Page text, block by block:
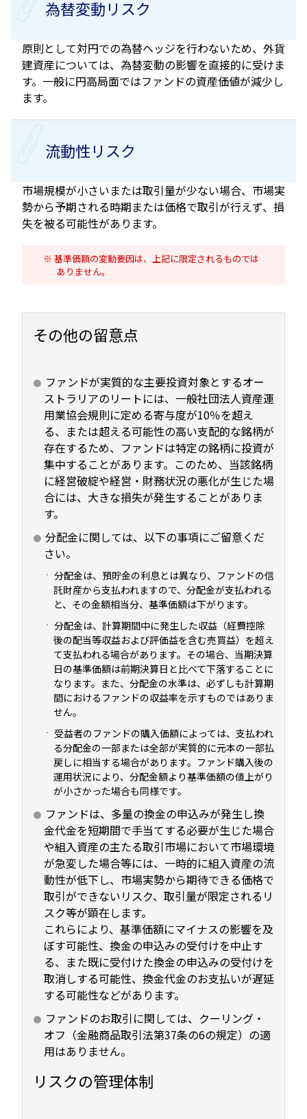
為替変動リスク
原則として対円での為替ヘッジを行わないため、外貨
建資産については、為替変動の影響を直接的に受けま
す。一般に円高局面ではファンドの資産価値が減少し
ます。
流動性リスク
市場規模が小さいまたは取引量が少ない場合、市場実
勢から予期される時期または価格で取引が行えず、損
失を被る可能性があります。
基準価額の変動要因は、上記に限定されるものでは
ありません。
その他の留意点
ファンドが実質的な主要投資対象とするオー
ストラリアのリートには、一般社団法人資産運
用業協会規則に定める寄与度が10％を超え
る、または超える可能性の高い支配的な銘柄が
存在するため、ファンドは特定の銘柄に投資が
集中することがあります。このため、当該銘柄
に経営破綻や経営・財務状況の悪化が生じた場
合には、大きな損失が発生することがありま
す。
分配金に関しては、以下の事項にご留意くだ
さい。
分配金は、預貯金の利息とは異なり、ファンドの信
託財産から支払われますので、分配金が支払われる
と、その金額相当分、基準価額は下がります。
分配金は、計算期間中に発生した収益（経費控除
後の配当等収益および評価益を含む売買益）を超え
て支払われる場合があります。その場合、当期決算
日の基準価額は前期決算日と比べて下落することに
なります。また、分配金の水準は、必ずしも計算期
間におけるファンドの収益率を示すものではありま
せん。
受益者のファンドの購入価額によっては、支払われ
る分配金の一部または全部が実質的に元本の一部払
戻しに相当する場合があります。ファンド購入後の
運用状況により、分配金額より基準価額の値上がり
が小さかった場合も同様です。
ファンドは、多量の換金の申込みが発生し換
金代金を短期間で手当てする必要が生じた場合
や組入資産の主たる取引市場において市場環境
が急変した場合等には、一時的に組入資産の流
動性が低下し、市場実勢から期待できる価格で
取引ができないリスク、取引量が限定されるリ
スク等が顕在します。
これらにより、基準価額にマイナスの影響を及
ぼす可能性、換金の申込みの受付けを中止す
る、また既に受付けた換金の申込みの受付けを
取消しする可能性、換金代金のお支払いが遅延
する可能性などがあります。
ファンドのお取引に関しては、クーリング・
オフ（金融商品取引法第37条の6の規定）の適
用はありません。
リスクの管理体制